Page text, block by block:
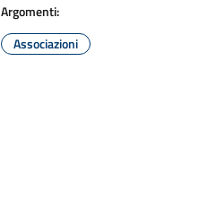
Argomenti:
Associazioni